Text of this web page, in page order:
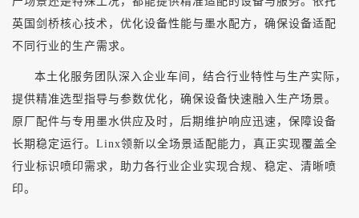
英国剑桥核心技术，优化设备性能与墨水配方，确保设备适配
不同行业的生产需求。
本土化服务团队深入企业车间，结合行业特性与生产实际，
提供精准选型指导与参数优化，确保设备快速融入生产场景。
原厂配件与专用墨水供应及时，后期维护响应迅速，保障设备
长期稳定运行。 Linx领新以全场景适配能力，真正实现覆盖全
行业标识喷印需求，助力各行业企业实现合规、稳定、清晰喷
印。